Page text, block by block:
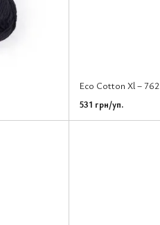
Eco Cotton Xl – 762
531 грн/уп.